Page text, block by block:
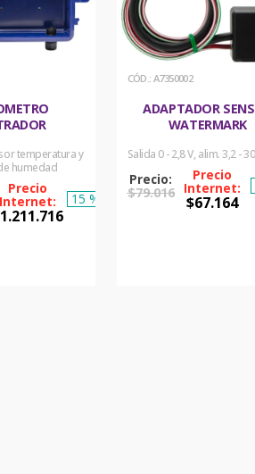
temperatura y
humedad
1.211.716
15 %
: A7350002
ADAPTADOR
WATERMARK
Salida 0 - 2,8 V, alim. 3,2 -
$79.016
$67.164